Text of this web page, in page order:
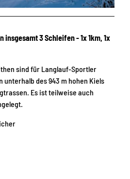
insgesamt 3 Schleifen - 1x 1km, 1x
sind für Langlauf-Sportler
unterhalb des 943 m hohen Kiels
Es ist teilweise auch